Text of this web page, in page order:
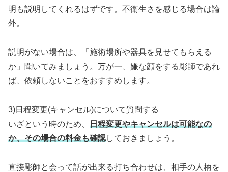
明も説明してくれるはずです。不衛生さを感じる場合は論
外。
説明がない場合は、「施術場所や器具を見せてもらえる
か」聞いてみましょう。万が一、嫌な顔をする彫師であれ
ば、依頼しないことをおすすめします。
3)日程変更(キャンセル)について質問する
いざという時のため、 日程変更やキャンセルは可能なの
か、その場合の料金も確認しておきましょう。
直接彫師と会って話が出来る打ち合わせは、相手の人柄を